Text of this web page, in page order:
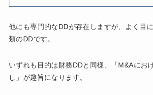
他にも専門的なDDが存在しますが、よく目
類のDDです。
いずれも目的は財務DDと同様、「M&Aにお
し」が趣旨になります。